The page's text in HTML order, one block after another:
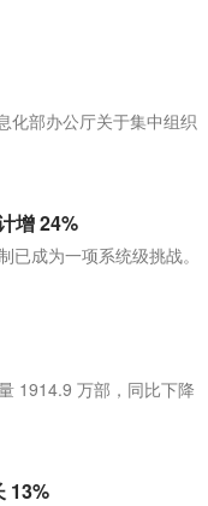
化部办公厅关于集中组织
增 24%
成为一项系统级挑战。
1914.9 万部，同比下降
13%